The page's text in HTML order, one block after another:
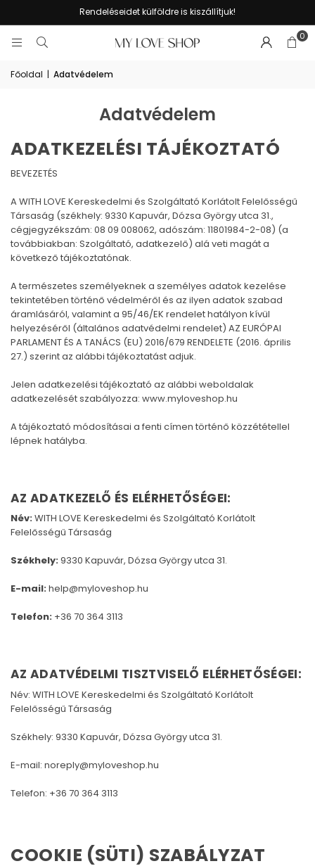
Rendeléseidet külföldre is kiszállítjuk!
0
Főoldal | Adatvédelem
Adatvédelem
ADATKEZELÉSI TÁJÉKOZTATÓ
BEVEZETÉS
A WITH LOVE Kereskedelmi és Szolgáltató Korlátolt Felelősségű
Társaság (székhely: 9330 Kapuvár, Dózsa György utca 31.,
cégjegyzékszám: 08 09 008062, adószám: 11801984-2-08) (a
továbbiakban: Szolgáltató, adatkezelő) alá veti magát a
következő tájékoztatónak.
A természetes személyeknek a személyes adatok kezelése
tekintetében történő védelméről és az ilyen adatok szabad
áramlásáról, valamint a 95/46/EK rendelet hatályon kívül
helyezéséről (általános adatvédelmi rendelet) AZ EURÓPAI
PARLAMENT ÉS A TANÁCS (EU) 2016/679 RENDELETE (2016. április
27.) szerint az alábbi tájékoztatást adjuk.
Jelen adatkezelési tájékoztató az alábbi weboldalak
adatkezelését szabályozza: www.myloveshop.hu
A tájékoztató módosításai a fenti címen történő közzététellel
lépnek hatályba.
AZ ADATKEZELŐ ÉS ELÉRHETŐSÉGEI:
Név:WITH LOVE Kereskedelmi és Szolgáltató Korlátolt
Felelősségű Társaság
Székhely:9330 Kapuvár, Dózsa György utca 31.
E-mail:help@myloveshop.hu
Telefon: +36 70 364 3113
AZ ADATVÉDELMI TISZTVISELŐ ELÉRHETŐSÉGEI:
Név: WITH LOVE Kereskedelmi és Szolgáltató Korlátolt
Felelősségű Társaság
Székhely: 9330 Kapuvár, Dózsa György utca 31.
E-mail: noreply@myloveshop.hu
Telefon: +36 70 364 3113
COOKIE (SÜTI) SZABÁLYZAT